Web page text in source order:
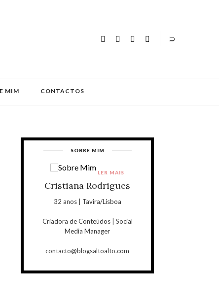
MIM CONTACTOS
SOBRE MIM
Cristiana Rodrigues
32 anos | Tavira/Lisboa
Criadora de Conteúdos | Social
Media Manager
contacto@blogsaltoalto.com
LER MAIS